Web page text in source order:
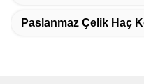
Paslanmaz Çelik Haç